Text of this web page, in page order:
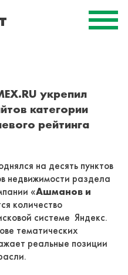
укрепил
категории
рейтинга
на десять пунктов
недвижимости раздела
«Ашманов и
количество
системе Яндекс.
тематических
реальные позиции